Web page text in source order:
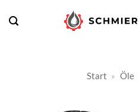
Inhalt
Start » Öle